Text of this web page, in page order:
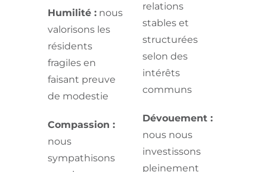
Humilité : nous
valorisons les
résidents
fragiles en
faisant preuve
de modestie
Compassion :
nous
sympathisons
relations
stables et
structurées
selon des
intérêts
communs
Dévouement :
nous nous
investissons
pleinement